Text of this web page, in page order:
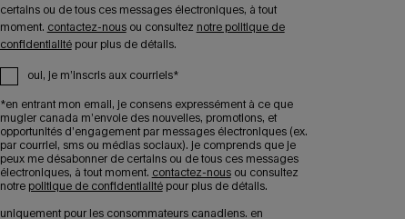
certains ou de tous ces messages électroniques, à tout
moment. contactez-nousou consultez notre politique de
confidentialitépour plus de détails.
oui, je m’inscris aux courriels*
*en entrant mon email, je consens expressément à ce que
mugler canada m’envoie des nouvelles, promotions, et
opportunités d’engagement par messages électroniques (ex.
par courriel, sms ou médias sociaux). je comprends que je
peux me désabonner de certains ou de tous ces messages
électroniques, à tout moment. contactez-nousou consultez
notre politique de confidentialitépour plus de détails.
uniquement pour les consommateurs canadiens. en